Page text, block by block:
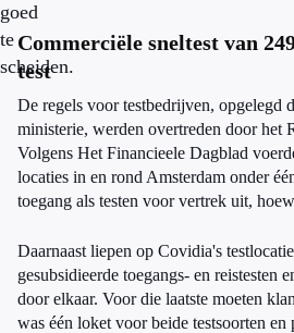
goed
te
scheiden.
Commerciële sneltest van
test
De regels voor testbedrijven, opgelegd
ministerie, werden overtreden door het
Volgens Het Financieele Dagblad
locaties in en rond Amsterdam onder
toegang als testen voor vertrek uit,
Daarnaast liepen op Covidia's
gesubsidieerde toegangs- en reistesten
door elkaar. Voor die laatste moeten
was één loket voor beide testsoorten en